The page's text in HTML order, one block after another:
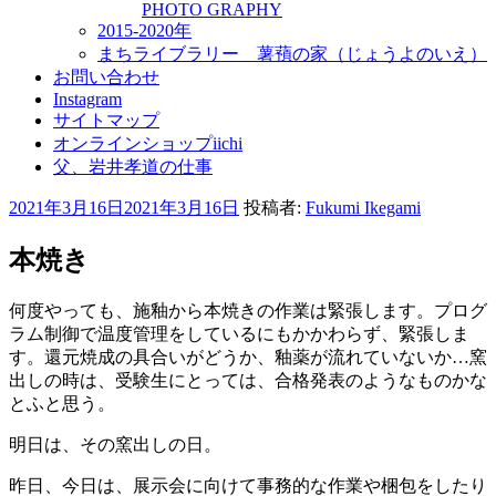
PHOTO GRAPHY
2015-2020年
まちライブラリー 薯蕷の家（じょうよのいえ）
お問い合わせ
Instagram
サイトマップ
オンラインショップiichi
父、岩井孝道の仕事
投
日:
2021年3月16日 2021年3月16日 投稿者: Fukumi Ikegami
本焼き
何度やっても、施釉から本焼きの作業は緊張します。プログ
ラム制御で温度管理をしているにもかかわらず、緊張しま
す。還元焼成の具合いがどうか、釉薬が流れていないか…窯
出しの時は、受験生にとっては、合格発表のようなものかな
とふと思う。
明日は、その窯出しの日。
昨日、今日は、展示会に向けて事務的な作業や梱包をしたり